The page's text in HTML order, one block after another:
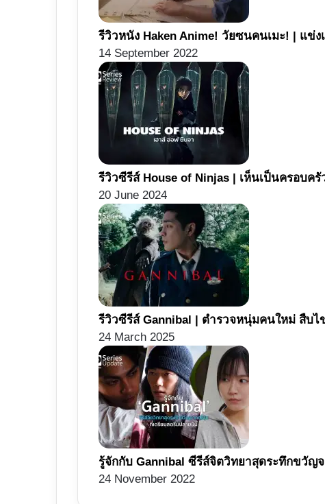
รีวิวหนัง Haken Anime! วัยซนคนเมะ! | แข่
14 September 2022
รีวิวซีรีส์ House of Ninjas | เห็นเป็นครอบค
20 June 2024
รีวิวซีรีส์ Gannibal | ตำรวจหนุ่มคนใหม่ สืบ
24 March 2025
รู้จักกับ Gannibal ซีรีส์จิตวิทยาสุดระทึกขวั
24 November 2022